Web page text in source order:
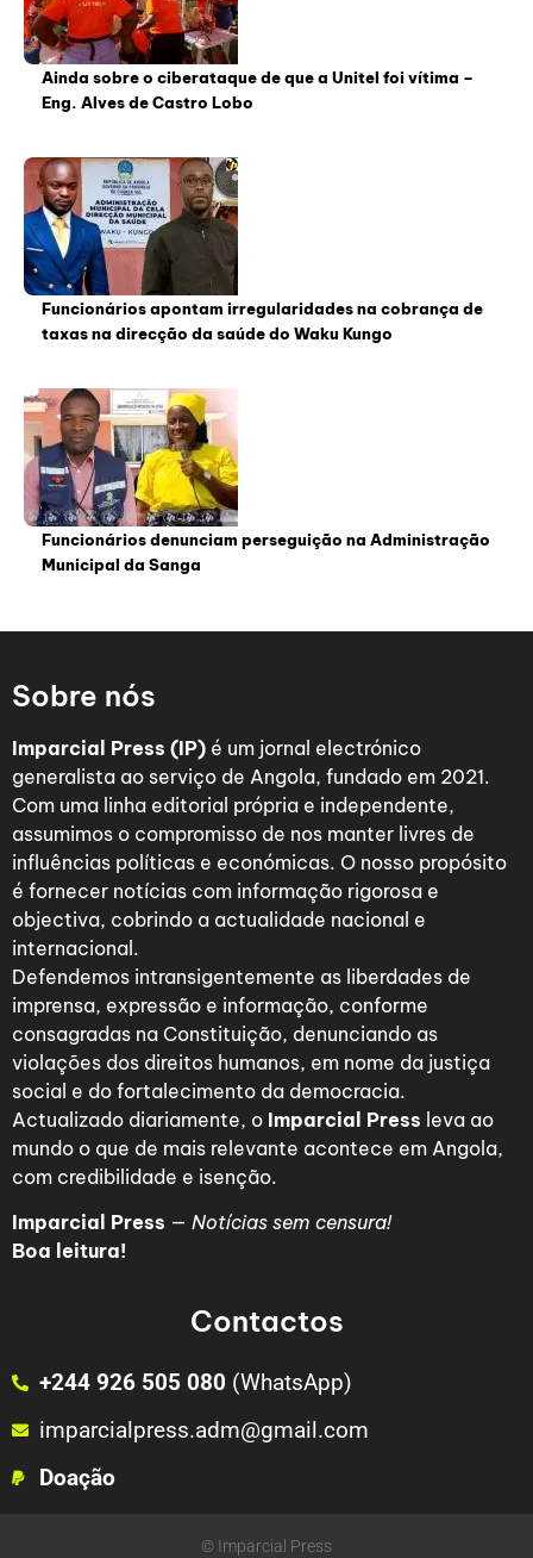
Ainda sobre o ciberataque de que a Unitel foi vítima –
Eng. Alves de Castro Lobo
Funcionários apontam irregularidades na cobrança de
taxas na direcção da saúde do Waku Kungo
Funcionários denunciam perseguição na Administração
Municipal da Sanga
Sobre nós
Imparcial Press (IP) é um jornal electrónico
generalista ao serviço de Angola, fundado em 2021.
Com uma linha editorial própria e independente,
assumimos o compromisso de nos manter livres de
influências políticas e económicas. O nosso propósito
é fornecer notícias com informação rigorosa e
objectiva, cobrindo a actualidade nacional e
internacional.
Defendemos intransigentemente as liberdades de
imprensa, expressão e informação, conforme
consagradas na Constituição, denunciando as
violações dos direitos humanos, em nome da justiça
social e do fortalecimento da democracia.
Actualizado diariamente, o Imparcial Press leva ao
mundo o que de mais relevante acontece em Angola,
com credibilidade e isenção.
Imparcial Press — Notícias sem censura!
Boa leitura!
Contactos
+244 926 505 080 (WhatsApp)
imparcialpress.adm@gmail.com
Doação
© Imparcial Press